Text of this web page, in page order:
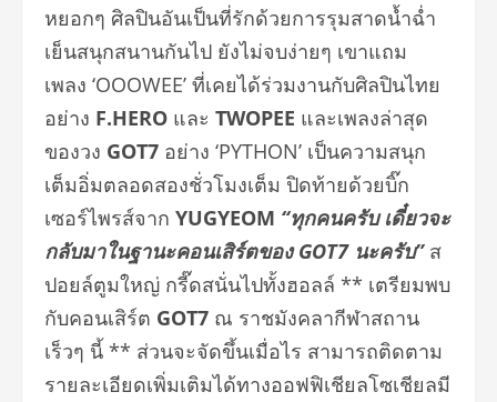
หยอกๆ ศิลปินอันเป็นที่รักด้วยการรุมสาดน้ำฉ่ำ
เย็นสนุกสนานกันไป ยังไม่จบง่ายๆ เขาแถม
เพลง ‘OOOWEE’ ที่เคยได้ร่วมงานกับศิลปินไทย
อย่าง F.HERO และ TWOPEE และเพลงล่าสุด
ของวง GOT7 อย่าง ‘PYTHON’ เป็นความสนุก
เต็มอิ่มตลอดสองชั่วโมงเต็ม ปิดท้ายด้วยบิ๊ก
เซอร์ไพรส์จาก YUGYEOM “ทุกคนครับ เดี๋ยวจะ
กลับมาในฐานะคอนเสิร์ตของGOT7 นะครับ”ส
ปอยล์ตูมใหญ่ กรี๊ดสนั่นไปทั้งฮอลล์ ** เตรียมพบ
กับคอนเสิร์ต GOT7 ณ ราชมังคลากีฬาสถาน
เร็วๆ นี้ ** ส่วนจะจัดขึ้นเมื่อไร สามารถติดตาม
รายละเอียดเพิ่มเติมได้ทางออฟฟิเชียลโซเชียลมี